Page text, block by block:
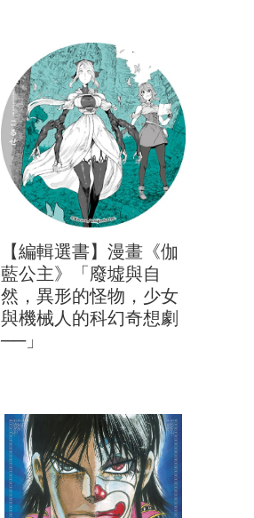
【編輯選書】漫畫《伽
藍公主》「廢墟與自
然，異形的怪物，少女
與機械人的科幻奇想劇
──」